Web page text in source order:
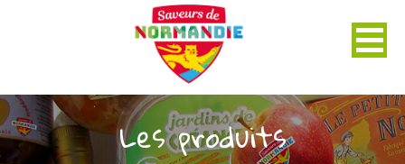
Les produits
Panneau de gestion des cookies